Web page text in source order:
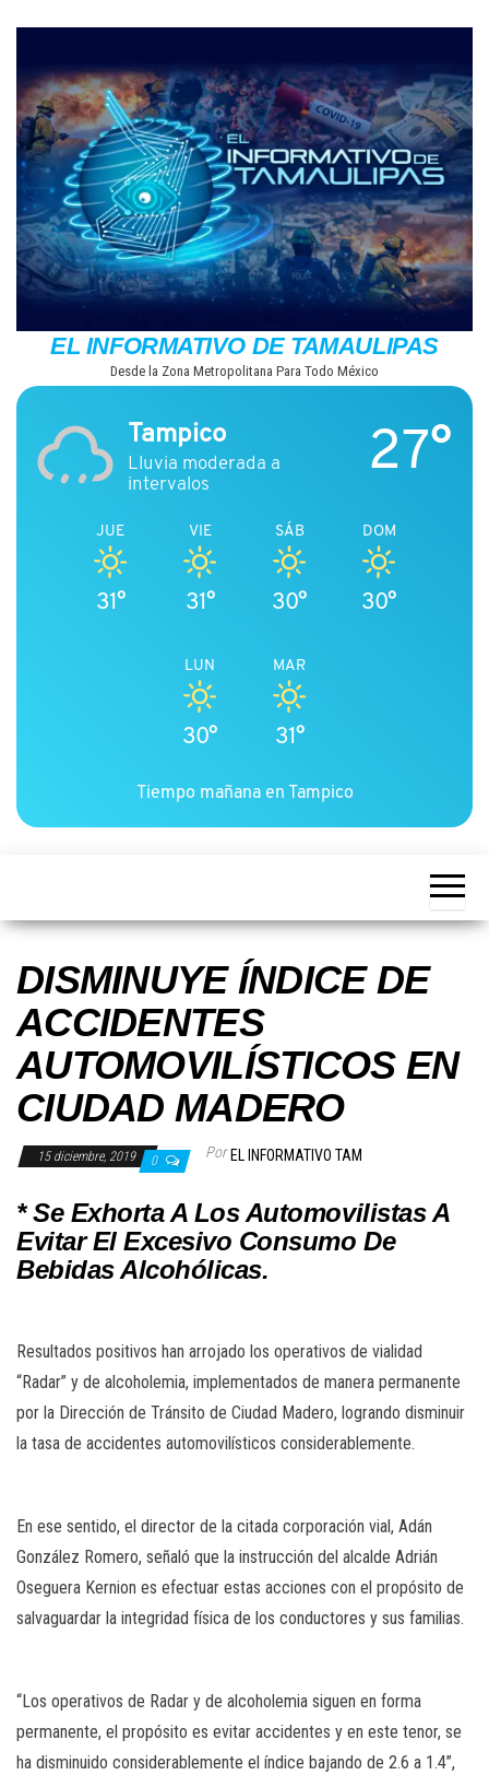
contenido
EL INFORMATIVO DE TAMAULIPAS
Desde la Zona Metropolitana Para Todo México
Tampico
Lluvia moderada a
intervalos
27°
JUE
31°
VIE
31°
SÁB
30°
DOM
30°
LUN
30°
MAR
31°
Tiempo mañana en Tampico
DISMINUYE ÍNDICE DE
ACCIDENTES
AUTOMOVILÍSTICOS EN
CIUDAD MADERO
15 diciembre, 2019 0 Por EL INFORMATIVO TAM
* Se Exhorta A Los Automovilistas A
Evitar El Excesivo Consumo De
Bebidas Alcohólicas.
Resultados positivos han arrojado los operativos de vialidad
“Radar” y de alcoholemia, implementados de manera permanente
por la Dirección de Tránsito de Ciudad Madero, logrando disminuir
la tasa de accidentes automovilísticos considerablemente.
En ese sentido, el director de la citada corporación vial, Adán
González Romero, señaló que la instrucción del alcalde Adrián
Oseguera Kernion es efectuar estas acciones con el propósito de
salvaguardar la integridad física de los conductores y sus familias.
“Los operativos de Radar y de alcoholemia siguen en forma
permanente, el propósito es evitar accidentes y en este tenor, se
ha disminuido considerablemente el índice bajando de 2.6 a 1.4”,